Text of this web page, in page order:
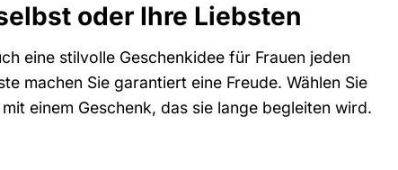
oder Ihre Liebsten
eine stilvolle Geschenkidee für Frauen jeden
machen Sie garantiert eine Freude. Wählen Sie
einem Geschenk, das sie lange begleiten wird.